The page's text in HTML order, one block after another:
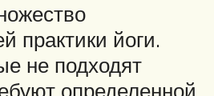
практики йоги.
не подходят
определенной